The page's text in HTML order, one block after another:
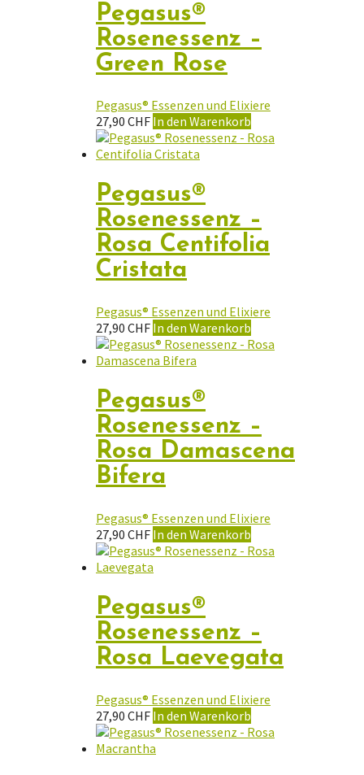
Pegasus®
Rosenessenz –
Green Rose
Pegasus® Essenzen und Elixiere
27,90 CHF In den Warenkorb
Pegasus®
Rosenessenz –
Rosa Centifolia
Cristata
Pegasus® Essenzen und Elixiere
27,90 CHF In den Warenkorb
Pegasus®
Rosenessenz –
Rosa Damascena
Bifera
Pegasus® Essenzen und Elixiere
27,90 CHF In den Warenkorb
Pegasus®
Rosenessenz –
Rosa Laevegata
Pegasus® Essenzen und Elixiere
27,90 CHF In den Warenkorb